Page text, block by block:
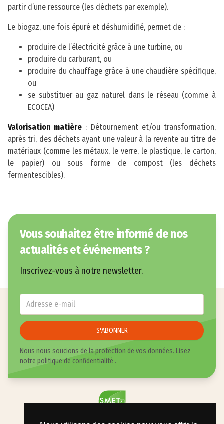
partir d’une ressource (les déchets par exemple).
Le biogaz, une fois épuré et déshumidifié, permet de :
produire de l’électricité grâce à une turbine, ou
produire du carburant, ou
produire du chauffage grâce à une chaudière spécifique,
ou
se substituer au gaz naturel dans le réseau (comme à
ECOCEA)
Valorisation matière : Détournement et/ou transformation,
après tri, des déchets ayant une valeur à la revente au titre de
matériaux (comme les métaux, le verre, le plastique, le carton,
le papier) ou sous forme de compost (les déchets
fermentescibles).
Vous souhaitez être informé de nos
actualités et événements ?
Inscrivez-vous à notre newsletter.
E-mail
S'ABONNER
Nous nous soucions de la protection de vos données. Lisez
notre politique de confidentialité .